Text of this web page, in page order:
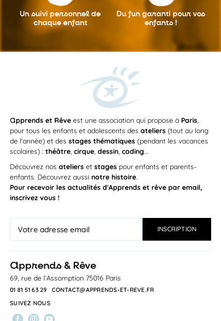
Un suivi personnel de
chaque enfant
Du fun garantipour vos
enfants !
apprends et Rêve est une association qui propose à Paris,
pour tous les enfants et adolescents des ateliers (tout au long
de l'année) et des stages thématiques (pendant les vacances
scolaires) : théâtre, cirque, dessin, coding...
Découvrez nos ateliers et stages pour enfants et parents-
enfants. Découvrez aussi notre histoire.
Pour recevoir les actualités d'Apprends et rêve par email,
inscrivez vous !
apprends & Rêve
69, rue de l’Assomption 75016 Paris
01 81 51 63 29
CONTACT@APPRENDS-ET-REVE.FR
SUIVEZ NOUS